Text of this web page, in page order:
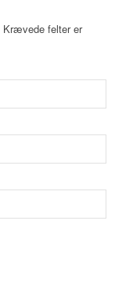
Krævede felter er